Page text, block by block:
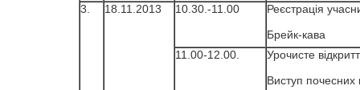
3.
18.11.2013 10.30.-11.00
Реєстрація
Брейк-кава
11.00-12.00.
Урочисте
Виступ почесних